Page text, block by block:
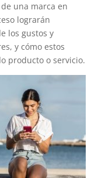
una marca en
lograrán
los gustos y
y cómo estos
producto o servicio.